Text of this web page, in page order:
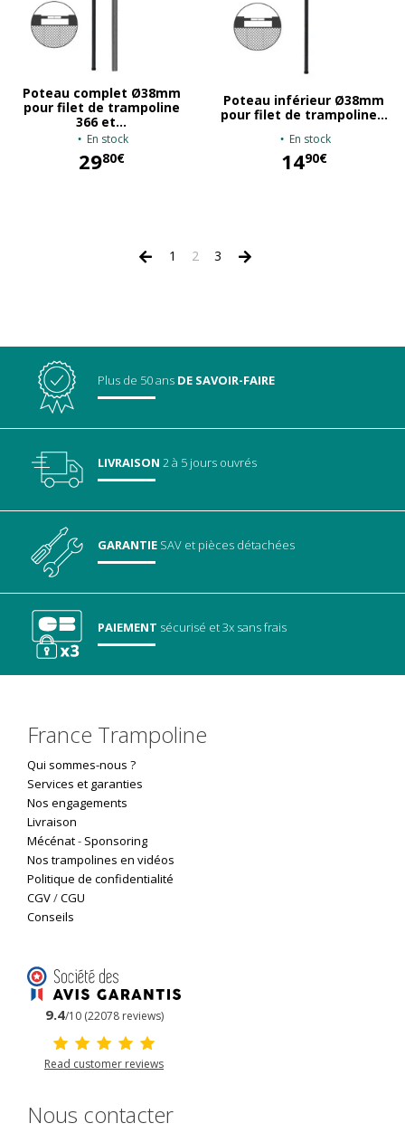
Poteau complet Ø38mm
pour filet de trampoline
366 et...
En stock
2980€
Poteau inférieur Ø38mm
pour filet de trampoline...
En stock
1490€
1 2 3
Plus de 50 ans DE SAVOIR-FAIRE
LIVRAISON 2 à 5 jours ouvrés
GARANTIE SAV et pièces détachées
PAIEMENT sécurisé et 3x sans frais
France Trampoline
Qui sommes-nous ?
Services et garanties
Nos engagements
Livraison
Mécénat- Sponsoring
Nos trampolines en vidéos
Politique de confidentialité
CGV/CGU
Conseils
9.4/10 (22078 reviews)
Read customer reviews
Nous contacter